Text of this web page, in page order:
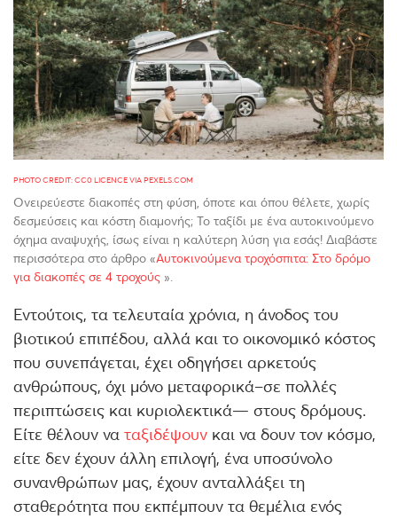
PHOTO CREDIT: CC0 LICENCE VIA PEXELS.COM
Ονειρεύεστε διακοπές στη φύση, όποτε και όπου θέλετε, χωρίς
δεσμεύσεις και κόστη διαμονής; Το ταξίδι με ένα αυτοκινούμενο
όχημα αναψυχής, ίσως είναι η καλύτερη λύση για εσάς! Διαβάστε
περισσότερα στο άρθρο «Αυτοκινούμενα τροχόσπιτα: Στο δρόμο
για διακοπές σε 4 τροχούς ».
Εντούτοις, τα τελευταία χρόνια, η άνοδος του
βιοτικού επιπέδου, αλλά και το οικονομικό κόστος
που συνεπάγεται, έχει οδηγήσει αρκετούς
ανθρώπους, όχι μόνο μεταφορικά–σε πολλές
περιπτώσεις και κυριολεκτικά— στους δρόμους.
Είτε θέλουν να ταξιδέψουν και να δουν τον κόσμο,
είτε δεν έχουν άλλη επιλογή, ένα υποσύνολο
συνανθρώπων μας, έχουν ανταλλάξει τη
σταθερότητα που εκπέμπουν τα θεμέλια ενός